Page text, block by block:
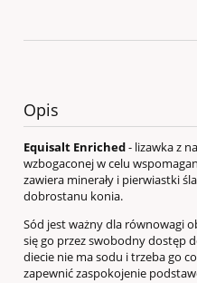
Opis
Equisalt Enriched- lizawka z
wzbogaconej w celu
zawiera minerały i pierwiastki
dobrostanu konia.
Sód jest ważny dla równowagi
się go przez swobodny dostęp
diecie nie ma sodu i trzeba go
zapewnić zaspokojenie